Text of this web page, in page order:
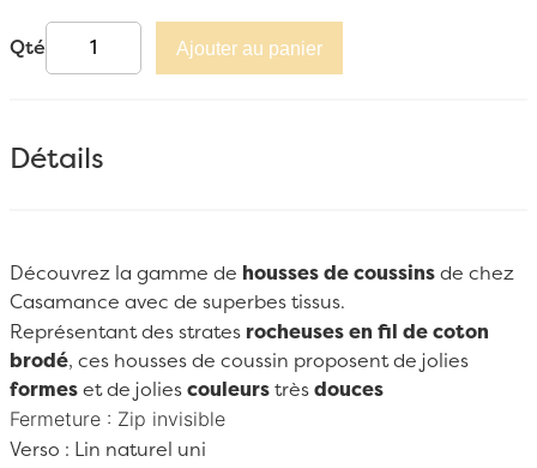
Qté Ajouter au panier
Détails
Découvrez la gamme de housses de coussins de chez
Casamance avec de superbes tissus.
Représentant des strates rocheuses en fil de coton
brodé, ces housses de coussin proposent de jolies
formes et de jolies couleurs très douces
Fermeture : Zip invisible
Verso : Lin naturel uni